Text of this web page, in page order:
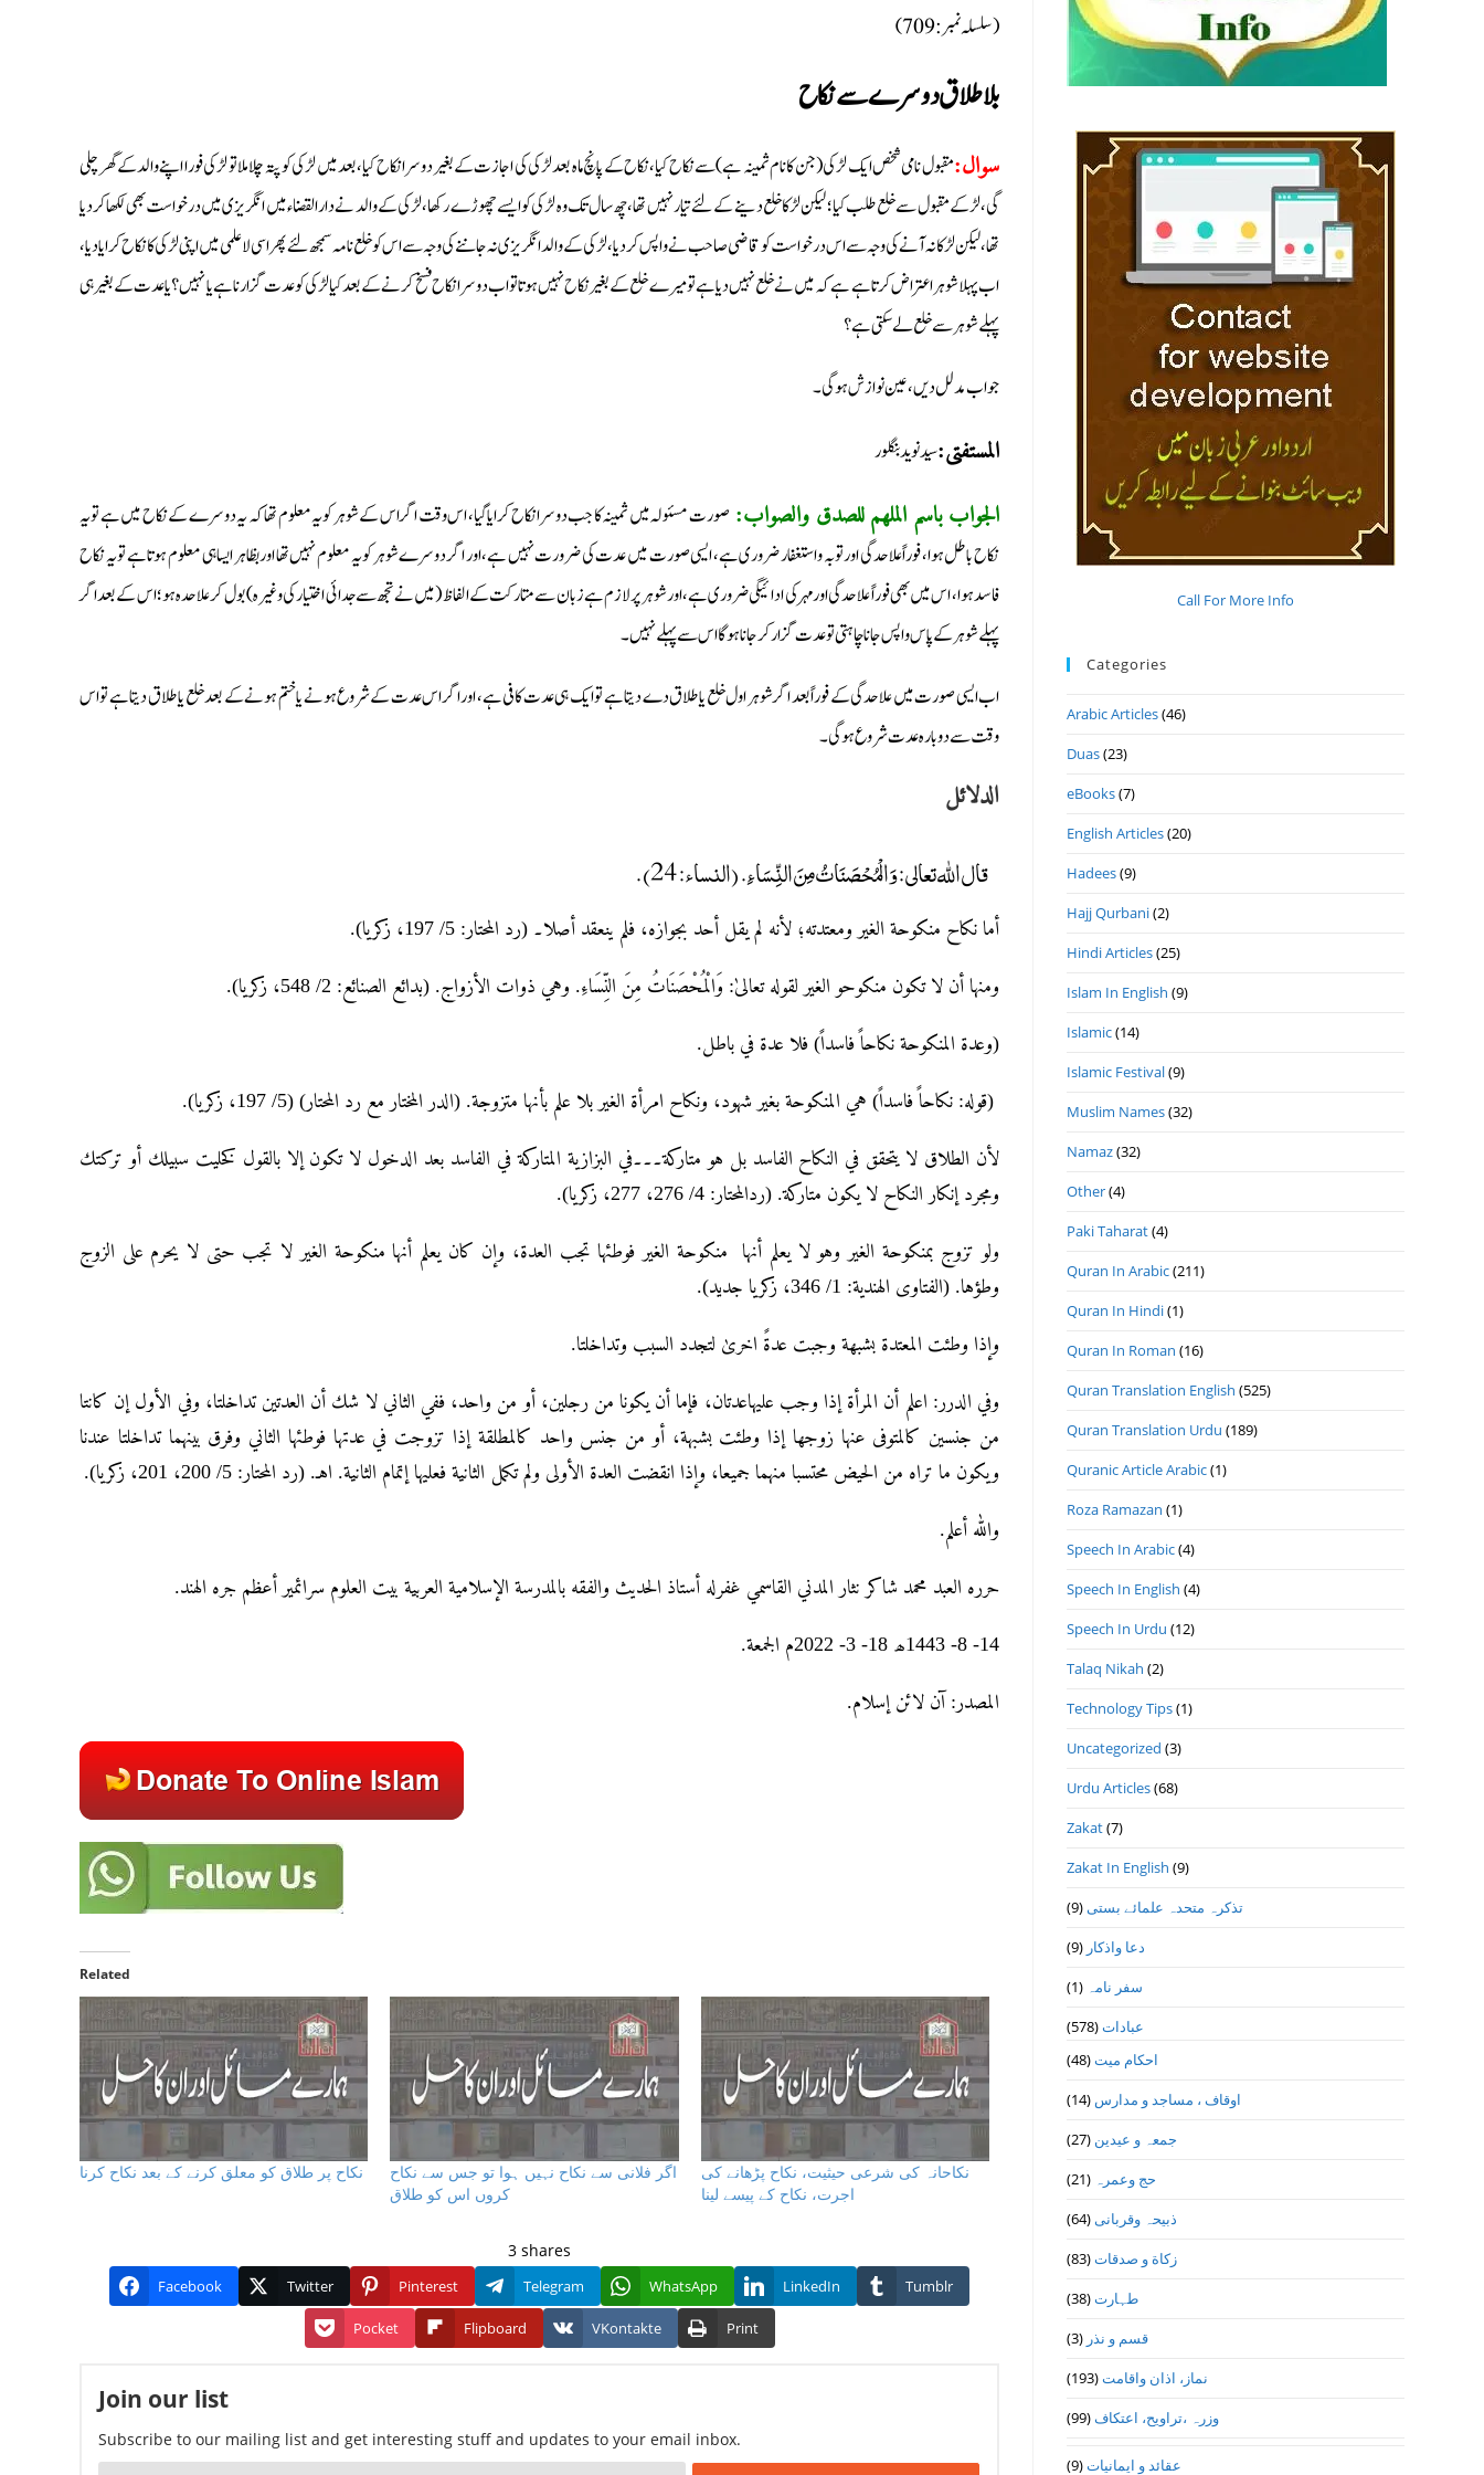
(سلسلہ نمبر: 709)
بلا طلاق دوسرے سے نکاح
سوال:مقبول نامی شخص ایک لڑکی (جن کا نام ثمینہ ہے) سے نکاح کیا، نکاح کے پانچ ماہ بعد لڑکی کی اجازت کے بغیر دوسرا نکاح کیا، بعد میں لڑکی کو پتہ چلا ملا تو لڑکی فورا اپنے والد کے گھر چلی
گی، لڑکے مقبول سے خلع طلب کیا؛ لیکن لڑکا خلع دینے کے لئے تیار نہیں تھا، چھ سال تک وہ لڑکی کو ایسے چھوڑے رکھا، لڑکی کے والد نے دار القضاء میں انگریزی میں درخواست بھی لکھا کر دیا
تھا، لیکن لڑکا نہ آنے کی وجہ سے اس درخواست کو قاضی صاحب نے واپس کردیا، لڑکی کے والد انگریزی نہ جاننے کی وجہ سے اس کو خلع نامہ سمجھ لئے پھر اسی لا علمی میں اپنی لڑکی کا نکاح کرایا دیا،
اب پہلا شوہر اعتراض کرتا ہے ہے کہ میں نے خلع نہیں دیا ہے تو میرے خلع کے بغیر نکاح نہیں ہوتا تو اب دوسرا نکاح فسخ کرنے کے بعد‌ کیا لڑکی کو عدت گزارنا ہے یا نہیں؟ یا عدت کے بغیر ہی
پہلے شوہر سے خلع لے سکتی ہے؟
جواب مدلل دیں، عین نوازش ہوگی۔
المستفتی:سید نوید بنگلور
الجواب باسم الملھم للصدق والصواب: صورت مسئولہ میں ثمینہ کا جب دوسرا نکاح کرایا گیا، اس وقت اگر اس کے شوہر کو یہ معلوم تھا کہ یہ دوسرے کے نکاح میں ہے تو یہ
نکاح باطل ہوا، فوراً علاحدگی اور توبہ واستغفار ضروری ہے، ایسی صورت میں عدت کی ضرورت نہیں ہے، اور اگر دوسرے شوہر کو یہ معلوم نہیں تھا اور بظاہر ایسا ہی معلوم ہوتا ہے تو یہ نکاح
فاسد ہوا ، اس میں بھی فوراً علاحدگی اور مہر کی ادائیگی ضروری ہے، اور شوہر پر لازم ہے زبان سے متارکت کے الفاظ (میں نے تجھ سے جدائی اختیار کی وغیرہ) بول کر علاحدہ ہو؛ اس کے بعد اگر
پہلے شوہر کے پاس واپس جانا چاہتی تو عدت گزار کر جانا ہوگا اس سے پہلے نہیں۔
اب ایسی صورت میں علاحدگی کے فوراً بعد اگر شوہر اول خلع یا طلاق دے دیتا ہے تو ایک ہی عدت کافی ہے، اور اگر اس عدت کے شروع ہونے یا ختم ہونے کے بعد خلع یا طلاق دیتا ہے تو اس
وقت سے دوبارہ عدت شروع ہوگی۔
الدلائل
قال الله تعالى: وَالْمُحْصَنَاتُ مِنَ النِّسَاءِ. (النساء: 24).
أما نکاح منکوحة الغیر ومعتدته؛ لأنه لم یقل أحد بجوازہ، فلم ینعقد أصلا۔ (رد المحتار: 5/ 197، زکریا).
ومنها أن لا تکون منکوحو الغیر لقوله تعالیٰ: وَالْمُحْصَنَاتُ مِنَ النِّسَاءِ. وهي ذوات الأزواج. (بدائع الصنائع: 2/ 548، زکریا).
(وعدة المنكوحة نكاحاً فاسداً) فلا عدة في باطل.
(قوله: نكاحاً فاسداً) هي المنكوحة بغير شهود، ونكاح امرأة الغير بلا علم بأنها متزوجة. (الدر المختار مع رد المحتار) (5/ 197، زكريا).
لأن الطلاق لا يتحقق في النكاح الفاسد بل هو متاركة۔۔۔في البزازية المتاركة في الفاسد بعد الدخول لا تكون إلا بالقول كخليت سبيلك أو تركتك
ومجرد إنكار النكاح لا يكون متاركة. (ردالمحتار: 4/ 276، 277، زكريا).
ولو تزوج بمنکوحة الغیر وهو لا یعلم أنها منکوحة الغیر فوطئها تجب العدۃ، وإن کان یعلم أنها منکوحة الغیر لا تجب حتی لا یحرم علی الزوج
وطؤها. (الفتاوى الهندية: 1/ 346، زكريا جديد).
وإذا وطئت المعتدۃ بشبھة وجبت عدۃً اخریٰ لتجدد السبب وتداخلتا.
وفي الدرر: اعلم أن المرأة إذا وجب عليهاعدتان، فإما أن يكونا من رجلين، أو من واحد، ففي الثاني لا شك أن العدتين تداخلتا، وفي الأول إن كانتا
من جنسين كالمتوفى عنها زوجها إذا وطئت بشبهة، أو من جنس واحد كالمطلقة إذا تزوجت في عدتها فوطئها الثاني وفرق بينهما تداخلتا عندنا
ويكون ما تراه من الحيض محتسبا منهما جميعا، وإذا انقضت العدة الأولى ولم تكمل الثانية فعليها إتمام الثانية. اهـ. (رد المحتار: 5/ 200، 201، زكريا).
والله أعلم.
حرره العبد محمد شاکر نثار المدني القاسمي غفرله أستاذ الحديث والفقه بالمدرسة الإسلامية العربية بيت العلوم سرائمير أعظم جره الهند.
14- 8- 1443ھ 18- 3- 2022م الجمعة.
المصدر: آن لائن إسلام.
Related
نکاح پر طلاق کو معلق کرنے کے بعد نکاح کرنا
اگر فلانى سے نکاح نہیں ہوا تو جس سے نکاح
کروں اس کو طلاق
نکاحانہ کی شرعی حیثیت، نکاح پڑھانے کی
اجرت، نکاح کے پیسے لینا
3 shares
Facebook Twitter Pinterest Telegram WhatsApp LinkedIn Tumblr
Pocket Flipboard VKontakte Print
Join our list
Subscribe to our mailing list and get interesting stuff and updates to your email inbox.
Call For More Info
Categories
Arabic Articles(46)
Duas(23)
eBooks(7)
English Articles(20)
Hadees(9)
Hajj Qurbani(2)
Hindi Articles(25)
Islam In English (9)
Islamic(14)
Islamic Festival(9)
Muslim Names(32)
Namaz(32)
Other(4)
Paki Taharat(4)
Quran In Arabic(211)
Quran In Hindi(1)
Quran In Roman (16)
Quran Translation English (525)
Quran Translation Urdu (189)
Quranic Article Arabic(1)
Roza Ramazan (1)
Speech In Arabic(4)
Speech In English (4)
Speech In Urdu (12)
Talaq Nikah (2)
Technology Tips(1)
Uncategorized (3)
Urdu Articles(68)
Zakat(7)
Zakat In English (9)
تذكرہ متحدہ علمائے بستى(9)
دعا واذكار (9)
سفر نامہ (1)
عبادات(578)
احکام میت(48)
اوقاف ، مساجد و مدارس (14)
جمعہ و عیدین (27)
حج وعمرہ (21)
ذبیحہ وقربانی(64)
زکاة و صدقات(83)
طہارت(38)
قسم و نذر (3)
نماز، اذان واقامت(193)
وزرہ ،تراويح، اعتكاف(99)
عقائد و ایمانیات(9)